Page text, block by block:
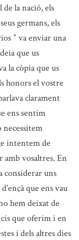
de la nació, els
germans, els
* va enviar una
que us
la còpia que us
honors el vostre
clarament
ens sentim
necessitem
intentem de
amb vosaltres. En
considerar uns
que ens vau
hem deixat de
que oferim i en
i dels altres dies